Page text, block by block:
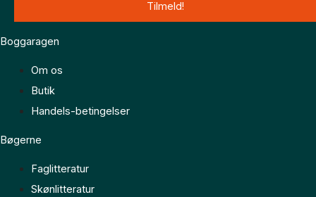
Boggaragen
Om os
Butik
Handels-betingelser
Bøgerne
Faglitteratur
Skønlitteratur